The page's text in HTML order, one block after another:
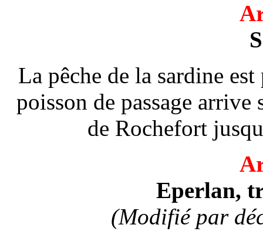
La pêche de la sardine
poisson de passage
de Rochefort
Eperlan,
(Modifié par